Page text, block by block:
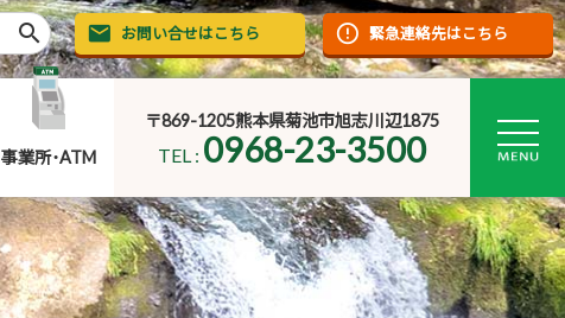
search お問い合せはこちら 緊急連絡先はこちら
事業所･ATM
〒869-1205熊本県菊池市旭志川辺1875
TEL : 0968-23-3500